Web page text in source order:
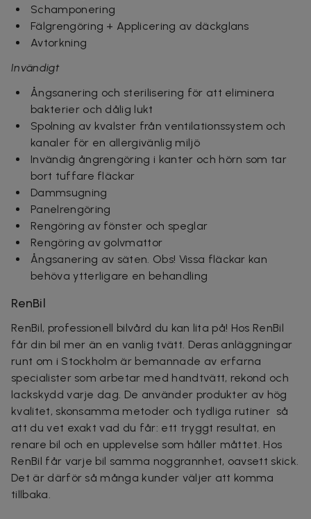
Schamponering
Fälgrengöring + Applicering av däckglans
Avtorkning
Invändigt
Ångsanering och sterilisering för att eliminera
bakterier och dålig lukt
Spolning av kvalster från ventilationssystem och
kanaler för en allergivänlig miljö
Invändig ångrengöring i kanter och hörn som tar
bort tuffare fläckar
Dammsugning
Panelrengöring
Rengöring av fönster och speglar
Rengöring av golvmattor
Ångsanering av säten. Obs! Vissa fläckar kan
behöva ytterligare en behandling
RenBil
RenBil, professionell bilvård du kan lita på! Hos RenBil
får din bil mer än en vanlig tvätt. Deras anläggningar
runt om i Stockholm är bemannade av erfarna
specialister som arbetar med handtvätt, rekond och
lackskydd varje dag. De använder produkter av hög
kvalitet, skonsamma metoder och tydliga rutiner så
att du vet exakt vad du får: ett tryggt resultat, en
renare bil och en upplevelse som håller måttet. Hos
RenBil får varje bil samma noggrannhet, oavsett skick.
Det är därför så många kunder väljer att komma
tillbaka.